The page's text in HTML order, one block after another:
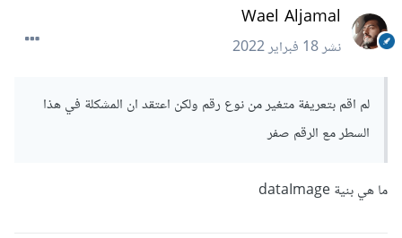
Wael Aljamal
نشر18 فبراير 2022
لم اقم بتعريفة متغير من نوع رقم ولكن اعتقد ان المشكلة في هذا
السطر مع الرقم صفر
ما هي بنية dataImage